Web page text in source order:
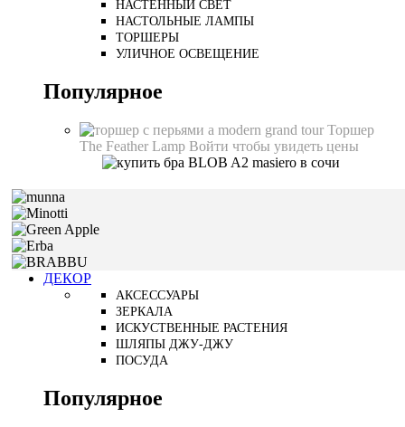
НАСТЕННЫЙ СВЕТ
НАСТОЛЬНЫЕ ЛАМПЫ
ТОРШЕРЫ
УЛИЧНОЕ ОСВЕЩЕНИЕ
Популярное
Торшер
The Feather Lamp Войти чтобы увидеть цены
ДЕКОР
АКСЕССУАРЫ
ЗЕРКАЛА
ИСКУСТВЕННЫЕ РАСТЕНИЯ
ШЛЯПЫ ДЖУ-ДЖУ
ПОСУДА
Популярное